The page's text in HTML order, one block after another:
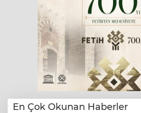
En Çok Okunan Haberler